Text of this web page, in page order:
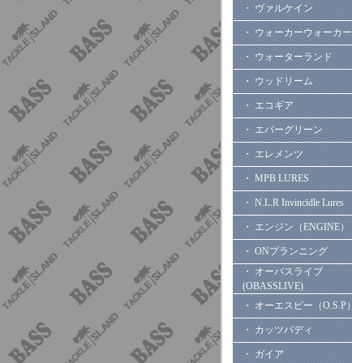
・ ヴァルケイン
・ ウォーカーウォーカー
・ ウォーターランド
・ ウッドリーム
・ エコギア
・ エバーグリーン
・ エレメンツ
・ MPB LURES
・ N.L.R Invincidle Lures
・ エンジン（ENGINE）
・ ONプランニング
・ オーバスライブ
(OBASSLIVE)
・ オーエスピー（O.S.P）
・ カッツバディ
・ ガイア